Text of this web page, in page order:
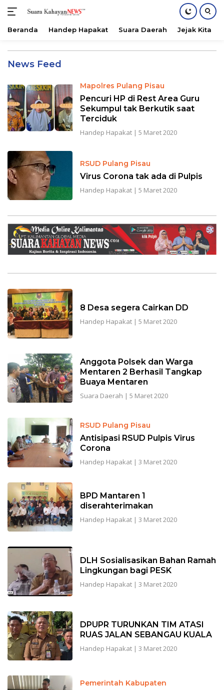
konten
Beranda Handep Hapakat Suara Daerah Jejak Kita
Suarakahayannews.com
News Feed
Mapolres Pulang Pisau
Pencuri HP di Rest Area Guru
Sekumpul tak Berkutik saat
Terciduk
Handep Hapakat| 5 Maret 2020
RSUD Pulang Pisau
Virus Corona tak ada di Pulpis
Handep Hapakat| 5 Maret 2020
8 Desa segera Cairkan DD
Handep Hapakat| 5 Maret 2020
Anggota Polsek dan Warga
Mentaren 2 Berhasil Tangkap
Buaya Mentaren
Suara Daerah | 5 Maret 2020
RSUD Pulang Pisau
Antisipasi RSUD Pulpis Virus
Corona
Handep Hapakat| 3 Maret 2020
BPD Mantaren 1
diserahterimakan
Handep Hapakat| 3 Maret 2020
DLH Sosialisasikan Bahan Ramah
Lingkungan bagi PESK
Handep Hapakat| 3 Maret 2020
DPUPR TURUNKAN TIM ATASI
RUAS JALAN SEBANGAU KUALA
Handep Hapakat| 3 Maret 2020
Pemerintah Kabupaten